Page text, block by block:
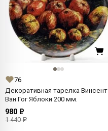
76
Декоративная тарелка Винсент
Ван Гог Яблоки 200 мм.
980 ₽
1 440 ₽